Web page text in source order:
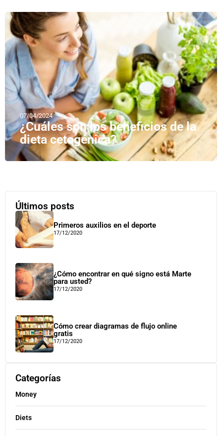
07/04/2024
¿Cuáles son los beneficios de la
dieta cetogénica?
Últimos posts
Primeros auxilios en el deporte
17/12/2020
¿Cómo encontrar en qué signo está Marte
para usted?
17/12/2020
Cómo crear diagramas de flujo online
gratis
17/12/2020
Categorías
Money
Diets